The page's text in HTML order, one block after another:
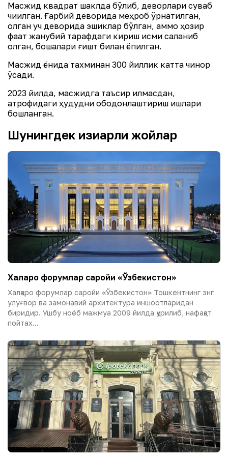
Масжид квадрат шаклда бўлиб, деворлари суваб
чиқилган. Ғарбий деворида меҳроб ўрнатилган,
қолган уч деворида эшиклар бўлган, аммо ҳозир
фақат жанубий тарафдаги кириш қисми сақланиб
қолган, бошқалари ғишт билан ёпилган.
Масжид ёнида тахминан 300 йиллик катта чинор
ўсади.
2023 йилда, масжидга таъсир қилмасдан,
атрофидаги ҳудудни ободонлаштириш ишлари
бошланган.
Шунингдек қизиқарли жойлар
Халқаро форумлар саройи «Ўзбекистон»
Халқаро форумлар саройи «Ўзбекистон» Тошкентнинг энг
улуғвор ва замонавий архитектура иншоотларидан
биридир. Ушбу ноёб мажмуа 2009 йилда қурилиб, нафақат
пойтах...